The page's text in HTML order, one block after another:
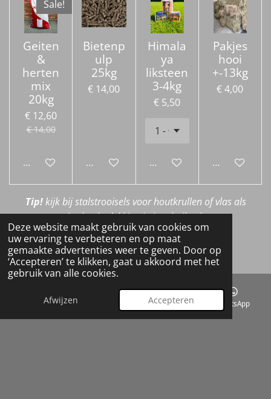
Deze website maakt gebruik van cookies om
uw ervaring te verbeteren en op maat
gemaakte advertenties weer te geven. Door op
‘Accepteren’ te klikken, gaat u akkoord met het
gebruik van alle cookies.
Afwijzen Accepteren
Sale!
Geiten
&
herten
mix
20kg
€ 12,60
€ 14,00
In winkelwagen
Bietenp
ulp
25kg
€ 14,00
In winkelwagen
Himala
ya
liksteen
3-4kg
€ 5,50
In winkelwagen
Pakjes
hooi
+-13kg
€ 4,00
In
Tip!kijk bij stalstrooisels voor houtkrullen of vlas als
bodembedekking in je schuilstal.
Actie!
Spoelders diervoeders: 10 halen = 9 betalen
Enkel geldig bij afhalen,korting wordt verrekend over
het goedkoopste artikel.
E-mailadres Facebook WhatsApp